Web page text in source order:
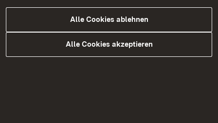
Baulicher Zustand:Entkernt. Nicht
330.000 Euro
Alle Cookies ablehnen
Alle Cookies akzeptieren